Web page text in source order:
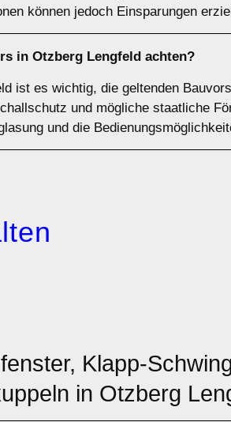
können jedoch Einsparungen
in Otzberg Lengfeld achten?
ist es wichtig, die geltenden
und mögliche staatliche
und die
Klapp-
in Otzberg